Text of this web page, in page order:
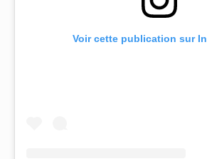
Voir cette publication sur